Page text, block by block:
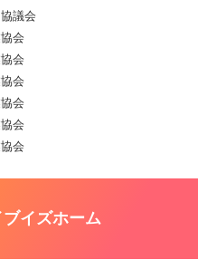
議会
会
会
会
会
会
会
イズホーム